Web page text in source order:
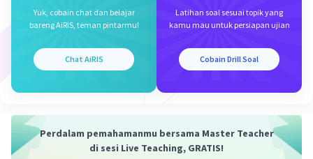
Yuk, cobain chat dan belajar
bareng AiRIS, teman pintarmu!
Chat AiRIS
Latihan soal sesuai topik yang
kamu mau untuk persiapan ujian
Cobain Drill Soal
Perdalam pemahamanmu bersama Master Teacher
di sesi Live Teaching, GRATIS!